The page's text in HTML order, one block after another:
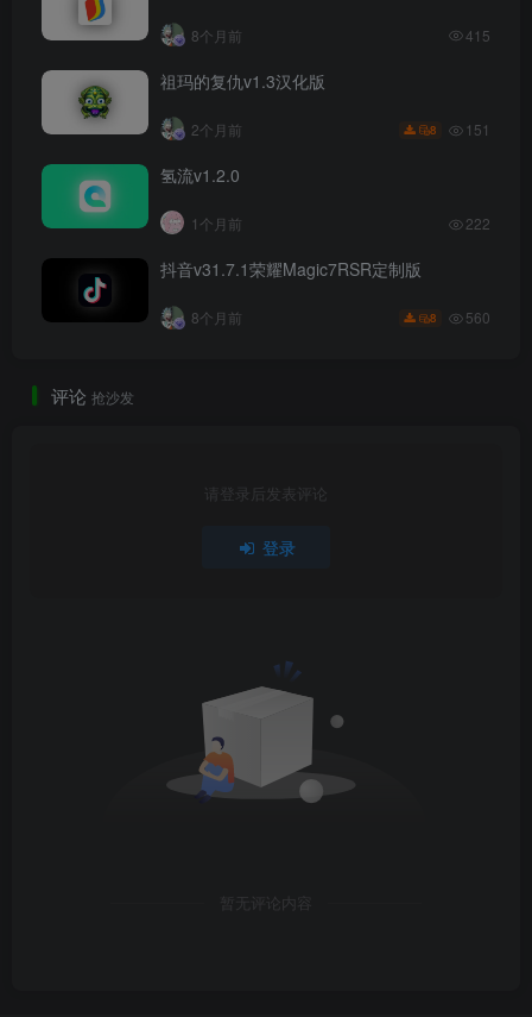
8个月前 415
祖玛的复仇v1.3汉化版
2个月前 8 151
氢流v1.2.0
1个月前 222
抖音v31.7.1荣耀Magic7RSR定制版
8个月前 8 560
评论 抢沙发
请登录后发表评论
登录
暂无评论内容